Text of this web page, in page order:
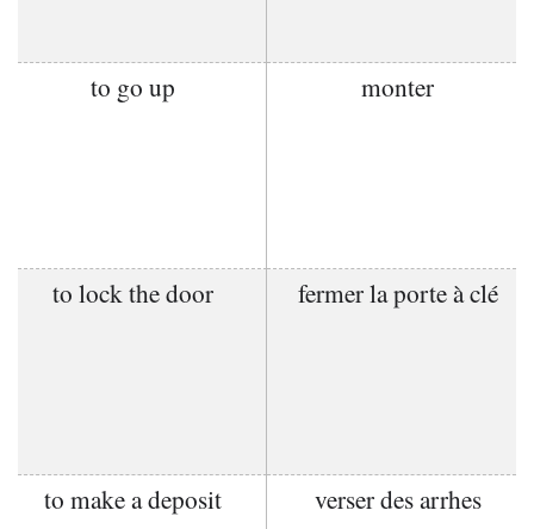
to go up monter
to lock the door fermer la porte à clé
to make a deposit verser des arrhes